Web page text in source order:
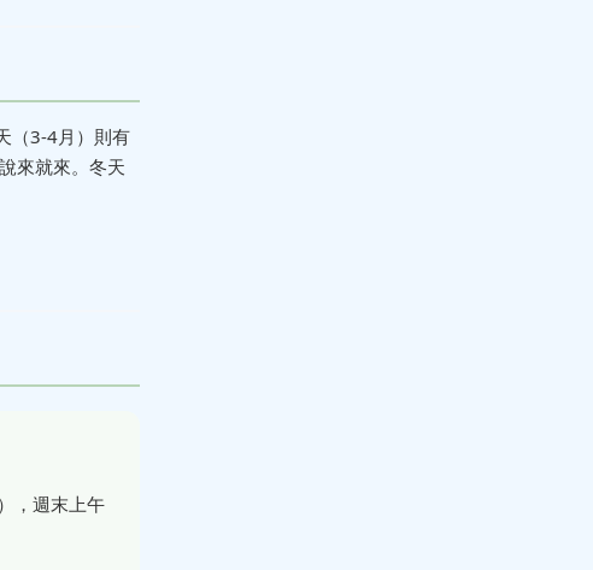
（3-4月）則有
來就來。冬天
，週末上午